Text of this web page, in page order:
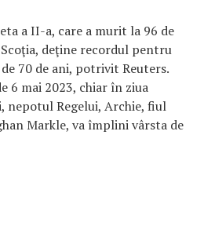
a II-a, care a murit la 96 de
deţine recordul pentru
70 de ani, potrivit Reuters.
6 mai 2023, chiar în ziua
nepotul Regelui, Archie, fiul
Markle, va împlini vârsta de